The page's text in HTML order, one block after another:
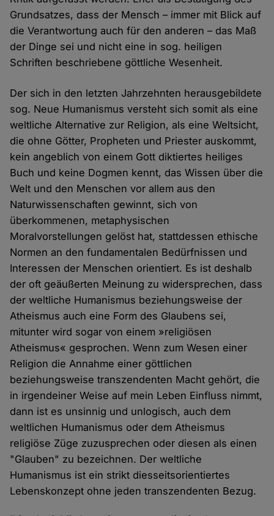
Grundsatzes, dass der Mensch – immer mit Blick auf
die Verantwortung auch für den anderen – das Maß
der Dinge sei und nicht eine in sog. heiligen
Schriften beschriebene göttliche Wesenheit.
Der sich in den letzten Jahrzehnten herausgebildete
sog. Neue Humanismus versteht sich somit als eine
weltliche Alternative zur Religion, als eine Weltsicht,
die ohne Götter, Propheten und Priester auskommt,
kein angeblich von einem Gott diktiertes heiliges
Buch und keine Dogmen kennt, das Wissen über die
Welt und den Menschen vor allem aus den
Naturwissenschaften gewinnt, sich von
überkommenen, metaphysischen
Moralvorstellungen gelöst hat, stattdessen ethische
Normen an den fundamentalen Bedürfnissen und
Interessen der Menschen orientiert. Es ist deshalb
der oft geäußerten Meinung zu widersprechen, dass
der weltliche Humanismus beziehungsweise der
Atheismus auch eine Form des Glaubens sei,
mitunter wird sogar von einem »religiösen
Atheismus« gesprochen. Wenn zum Wesen einer
Religion die Annahme einer göttlichen
beziehungsweise transzendenten Macht gehört, die
in irgendeiner Weise auf mein Leben Einfluss nimmt,
dann ist es unsinnig und unlogisch, auch dem
weltlichen Humanismus oder dem Atheismus
religiöse Züge zuzusprechen oder diesen als einen
"Glauben" zu bezeichnen. Der weltliche
Humanismus ist ein strikt diesseitsorientiertes
Lebenskonzept ohne jeden transzendenten Bezug.